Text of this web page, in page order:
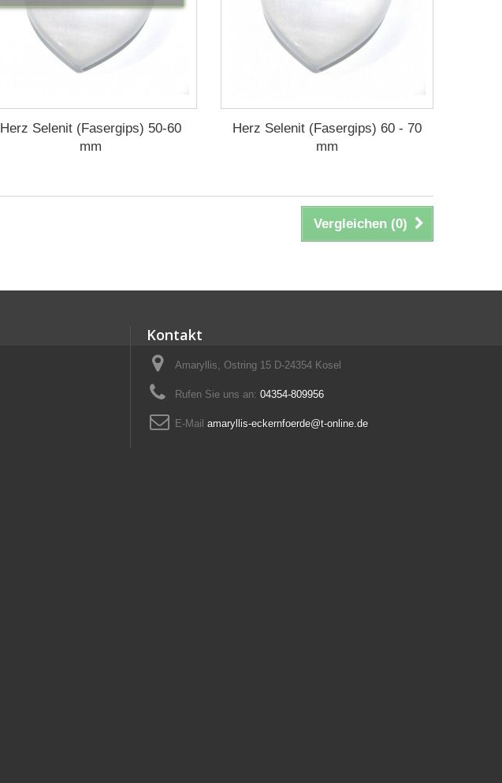
Herz Selenit (Fasergips) 50-60
mm
Herz Selenit (Fasergips) 60 - 70
mm
Vergleichen (0)
Kontakt
Amaryllis, Ostring 15 D-24354 Kosel
Rufen Sie uns an: 04354-809956
E-Mail amaryllis-eckernfoerde@t-online.de